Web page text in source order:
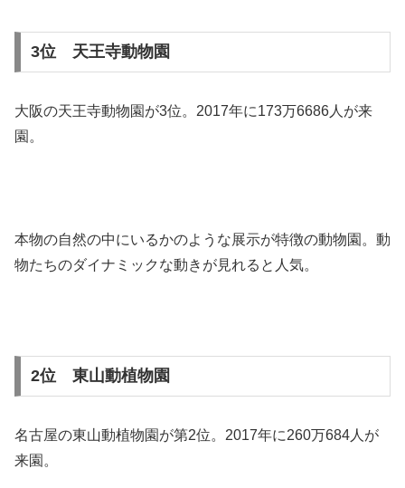
3位 天王寺動物園
大阪の天王寺動物園が3位。2017年に173万6686人が来
園。
本物の自然の中にいるかのような展示が特徴の動物園。動
物たちのダイナミックな動きが見れると人気。
2位 東山動植物園
名古屋の東山動植物園が第2位。2017年に260万684人が
来園。